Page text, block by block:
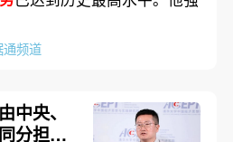
通频道
中央、
分担成